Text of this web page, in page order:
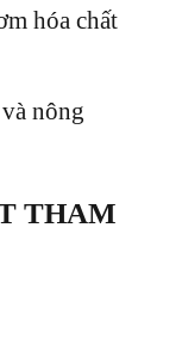
hóa chất
nông
THAM